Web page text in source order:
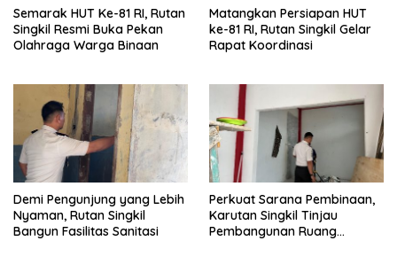
Semarak HUT Ke-81 RI, Rutan
Singkil Resmi Buka Pekan
Olahraga Warga Binaan
Matangkan Persiapan HUT
ke-81 RI, Rutan Singkil Gelar
Rapat Koordinasi
Demi Pengunjung yang Lebih
Nyaman, Rutan Singkil
Bangun Fasilitas Sanitasi
Perkuat Sarana Pembinaan,
Karutan Singkil Tinjau
Pembangunan Ruang